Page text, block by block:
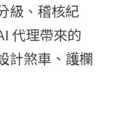
級、稽核紀
代理帶來的
計煞車、護欄